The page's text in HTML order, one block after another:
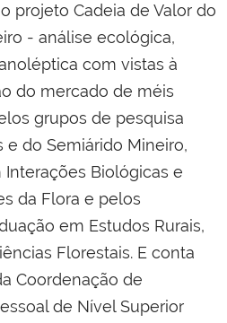
projeto Cadeia de Valor do
- análise ecológica,
com vistas à
do mercado de méis
grupos de pesquisa
e do Semiárido Mineiro,
Biológicas e
da Flora e pelos
em Estudos Rurais,
Florestais. E conta
Coordenação de
de Nível Superior